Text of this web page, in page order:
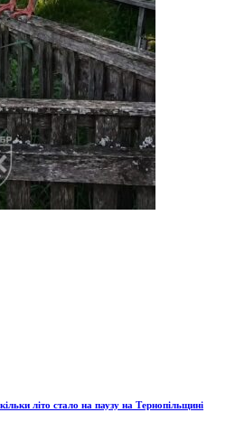
літо стало на паузу на Тернопільщині